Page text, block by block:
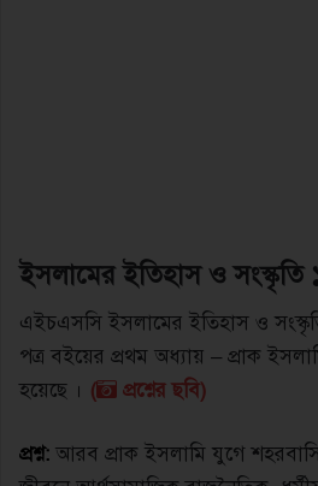
ইসলামের ইতিহাস ও সংস্কৃতি
এইচএসসি ইসলামের ইতিহাস ও
পত্র বইয়ের প্রথম অধ্যায় – প্রাক
হয়েছে । ( প্রশ্নের ছবি)
প্রশ্ন: আরব প্রাক ইসলামি যুগে